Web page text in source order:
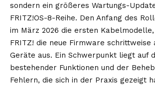
sondern ein größeres Wartungs-
FRITZ!OS-8-Reihe. Den Anfang des
im März 2026 die ersten
FRITZ! die neue Firmware schrittweise
Geräte aus. Ein Schwerpunkt liegt auf
bestehender Funktionen und der
Fehlern, die sich in der Praxis gezeigt